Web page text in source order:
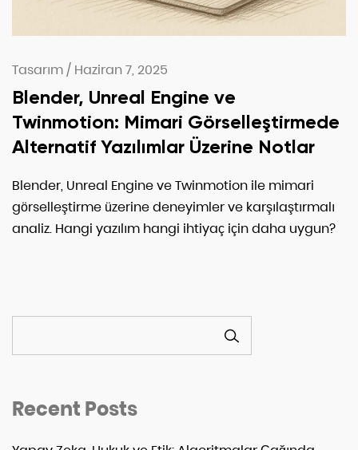
Tasarım/ Haziran 7, 2025
Blender, Unreal Engine ve
Twinmotion: Mimari Görselleştirmede
Alternatif Yazılımlar Üzerine Notlar
Blender, Unreal Engine ve Twinmotion ile mimari
görselleştirme üzerine deneyimler ve karşılaştırmalı
analiz. Hangi yazılım hangi ihtiyaç için daha uygun?
Recent Posts